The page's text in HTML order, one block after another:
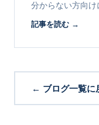
分からない方向
障害対応フロー
記事を読む →
← ブログ一覧に